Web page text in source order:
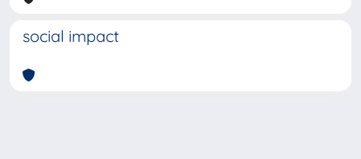
social impact